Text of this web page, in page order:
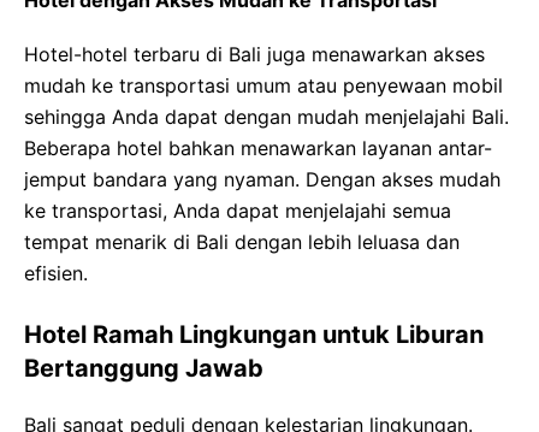
Hotel-hotel terbaru di Bali juga menawarkan akses
mudah ke transportasi umum atau penyewaan mobil
sehingga Anda dapat dengan mudah menjelajahi Bali.
Beberapa hotel bahkan menawarkan layanan antar-
jemput bandara yang nyaman. Dengan akses mudah
ke transportasi, Anda dapat menjelajahi semua
tempat menarik di Bali dengan lebih leluasa dan
efisien.
Hotel Ramah Lingkungan untuk Liburan
Bertanggung Jawab
Bali sangat peduli dengan kelestarian lingkungan.